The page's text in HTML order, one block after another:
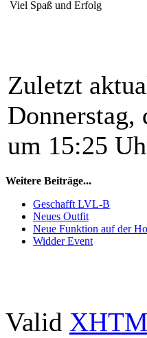
Viel Spaß und Erfolg
Zuletzt
Donnerstag,
um 15:25
Weitere Beiträge...
Geschafft LVL-B
Neues Outfit
Neue Funktion auf der
Widder Event
Valid